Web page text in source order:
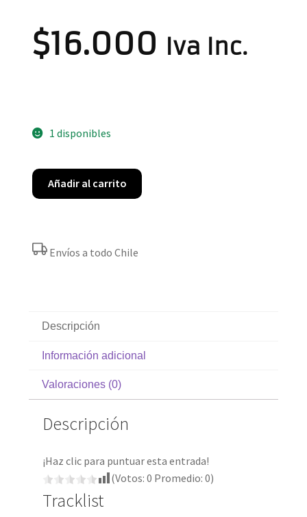
$16.000 Iva Inc.
1 disponibles
Añadir al carrito
Envíos a todo Chile
Descripción
Información adicional
Valoraciones (0)
Descripción
¡Haz clic para puntuar esta entrada!
(Votos: 0 Promedio: 0)
Tracklist